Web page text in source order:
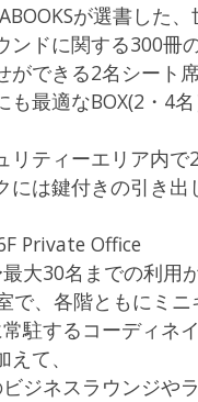
が選書した
ンドに関する300冊
ができる2名シート
も最適なBOX(2・4
リティーエリア内で
には鍵付きの引き出
Private Office
大30名までの利用
で、各階ともにミニ
駐するコーディネ
えて、
ジネスラウンジや